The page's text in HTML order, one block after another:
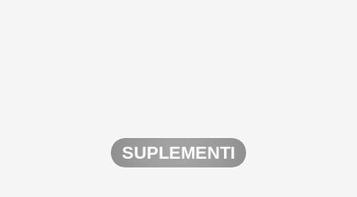
SUPLEMENTI